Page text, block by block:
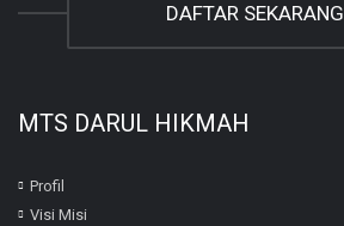
DAFTAR SEKARANG
MTS DARUL HIKMAH
Profil
Visi Misi